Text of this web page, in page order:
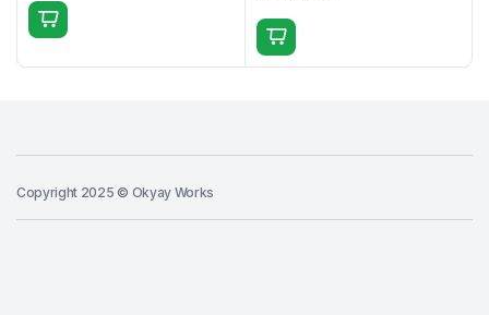
Bu
var.
Seçenekler
ürün
Copyright 2025 © Okyay Works